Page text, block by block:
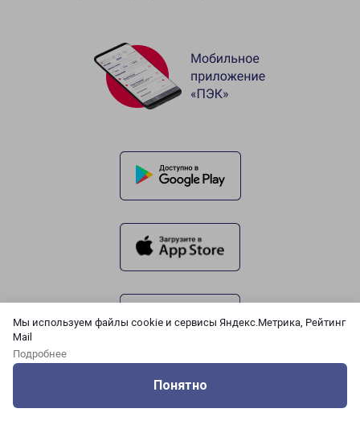
Мы используем файлы cookie и сервисы Яндекс.Метрика, Рейтинг
Mail
Подробнее
Понятно